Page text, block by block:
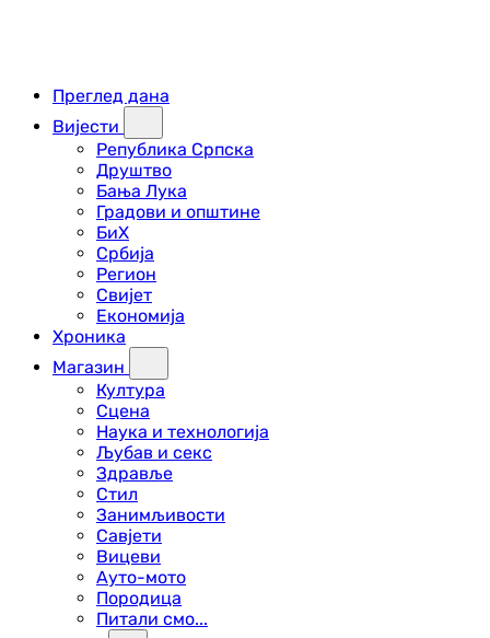
Преглед дана
Вијести
Република Српска
Друштво
Бања Лука
Градови и општине
БиХ
Србија
Регион
Свијет
Економија
Хроника
Магазин
Култура
Сцена
Наука и технологија
Љубав и секс
Здравље
Стил
Занимљивости
Савјети
Вицеви
Ауто-мото
Породица
Питали смо...